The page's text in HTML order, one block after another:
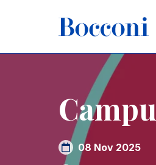
Briciole di pane
Home Campus Tour
08 Nov 2025